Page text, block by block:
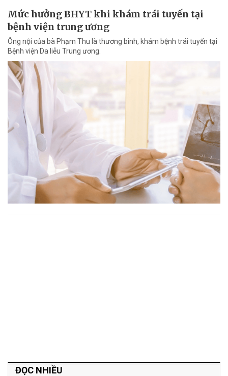
Mức hưởng BHYT khi khám trái tuyến tại
bệnh viện trung ương
Ông nội của bà Phạm Thu là thương binh, khám bệnh trái tuyến tại
Bệnh viện Da liễu Trung ương.
ĐỌC NHIỀU